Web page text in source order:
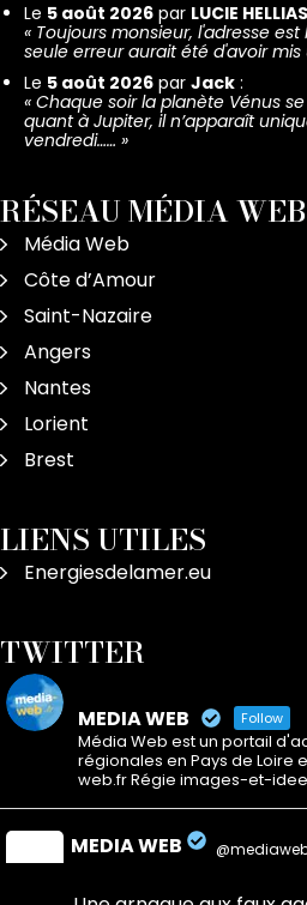
Le 5 août 2026 par LUCIE HELLIAS
« Toujours monsieur, l'adresse
seule erreur aurait été d'avoir
Le 5 août 2026 par Jack :
« Chaque soir la planète Vénus se
quant à Jupiter, il n’apparaît
vendredi…… »
RÉSEAU MÉDIA WEB
Média Web
Côte d’Amour
Saint-Nazaire
Angers
Nantes
Lorient
Brest
LIENS UTILES
Energiesdelamer.eu
TWITTER
MEDIA WEB Follow
Média Web est un portail
régionales en Pays de Loire
web.fr Régie images-et-
MEDIA WEB